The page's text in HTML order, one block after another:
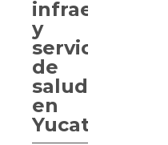
y
servicios
de
salud
en
Yucatán